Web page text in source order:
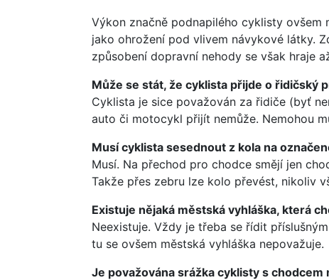
Výkon značně podnapilého cyklisty
jako ohrožení pod vlivem návykové látky.
způsobení dopravní nehody se však hraje
Může se stát, že cyklista přijde o řidičský
Cyklista je sice považován za řidiče (byť
auto či motocykl přijít nemůže. Nemohou
Musí cyklista sesednout z kola na
Musí. Na přechod pro chodce smějí jen
Takže přes zebru lze kolo převést, nikoliv
Existuje nějaká městská vyhláška, která
Neexistuje. Vždy je třeba se řídit
tu se ovšem městská vyhláška nepovažuje.
Je považována srážka cyklisty s